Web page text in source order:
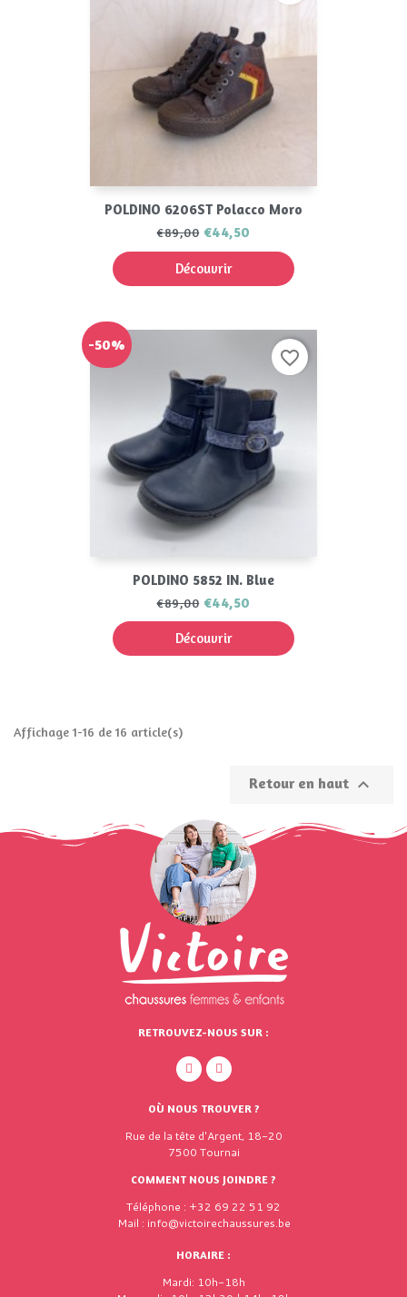
POLDINO 6206ST Polacco Moro
€89,00 €44,50
Découvrir
POLDINO 5852 IN. Blue
€89,00 €44,50
Découvrir
-50%
favorite_border
Affichage 1-16 de 16 article(s)
Retour en haut 
RETROUVEZ-NOUS SUR :
OÙ NOUS TROUVER ?
Rue de la tête d'Argent, 18-20
7500 Tournai
COMMENT NOUS JOINDRE ?
Téléphone : +32 69 22 51 92
Mail : info@victoirechaussures.be
HORAIRE :
Mardi: 10h-18h